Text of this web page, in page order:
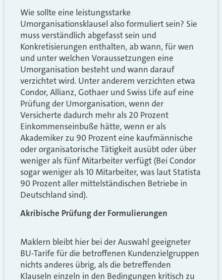
Wie sollte eine leistungsstarke
Umorganisationsklausel also formuliert sein? Sie
muss verständlich abgefasst sein und
Konkretisierungen enthalten, ab wann, für wen
und unter welchen Voraussetzungen eine
Umorganisation besteht und wann darauf
verzichtet wird. Unter anderem verzichten etwa
Condor, Allianz, Gothaer und Swiss Life auf eine
Prüfung der Umorganisation, wenn der
Versicherte dadurch mehr als 20 Prozent
Einkommenseinbuße hätte, wenn er als
Akademiker zu 90 Prozent eine kaufmännische
oder organisatorische Tätigkeit ausübt oder über
weniger als fünf Mitarbeiter verfügt (Bei Condor
sogar weniger als 10 Mitarbeiter, was laut Statista
90 Prozent aller mittelständischen Betriebe in
Deutschland sind).
Akribische Prüfung der Formulierungen
Maklern bleibt hier bei der Auswahl geeigneter
BU-Tarife für die betroffenen Kundenzielgruppen
nichts anderes übrig, als die betreffenden
Klauseln einzeln in den Bedingungen kritisch zu